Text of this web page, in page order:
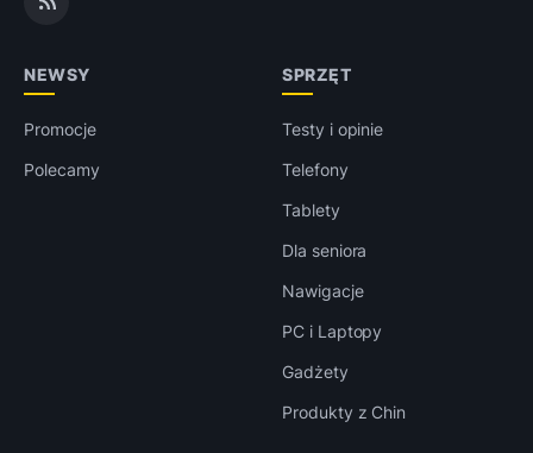
NEWSY
Promocje
Polecamy
SPRZĘT
Testy i opinie
Telefony
Tablety
Dla seniora
Nawigacje
PC i Laptopy
Gadżety
Produkty z Chin